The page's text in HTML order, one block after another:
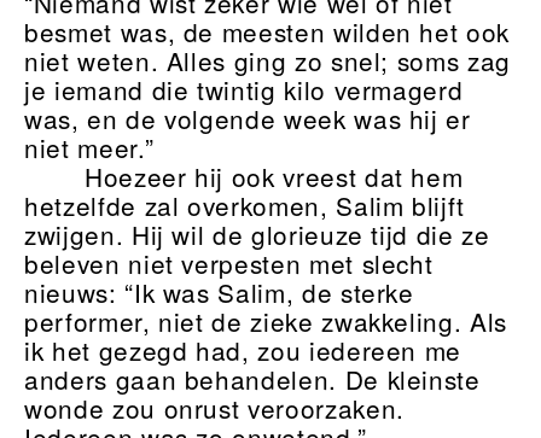
besmet was, de meesten wilden het ook
niet weten. Alles ging zo snel; soms zag
je iemand die twintig kilo vermagerd
was, en de volgende week was hij er
niet meer.”
Hoezeer hij ook vreest dat hem
hetzelfde zal overkomen, Salim blijft
zwijgen. Hij wil de glorieuze tijd die ze
beleven niet verpesten met slecht
nieuws: “Ik was Salim, de sterke
performer, niet de zieke zwakkeling. Als
ik het gezegd had, zou iedereen me
anders gaan behandelen. De kleinste
wonde zou onrust veroorzaken.